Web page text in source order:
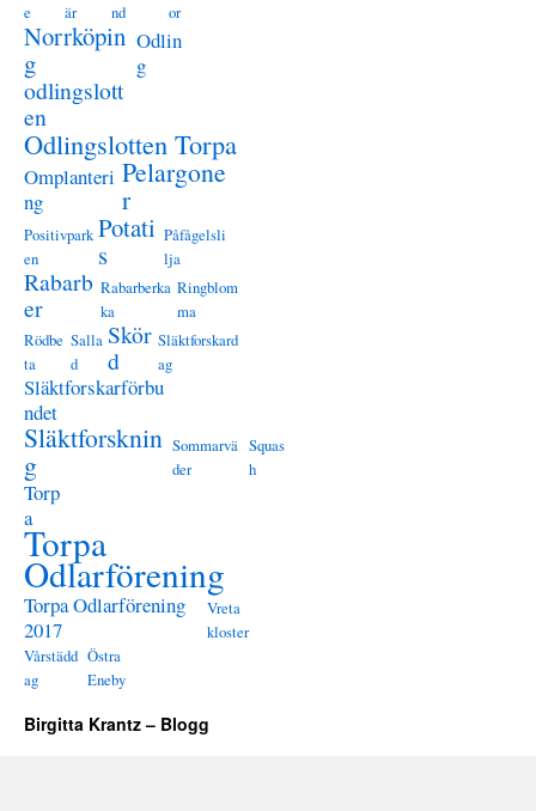
e
är
nd
or
Norrköpin
g
Odlin
g
odlingslott
en
Odlingslotten Torpa
Omplanteri
ng
Pelargone
r
Positivpark
en
Potati
s
Påfågelsli
lja
Rabarb
er
Rabarberka
ka
Ringblom
ma
Rödbe
ta
Salla
d
Skör
d
Släktforskard
ag
Släktforskarförbu
ndet
Släktforsknin
g
Sommarvä
der
Squas
h
Torp
a
Torpa
Odlarförening
Torpa Odlarförening
2017
Vreta
kloster
Vårstädd
ag
Östra
Eneby
Birgitta Krantz – Blogg